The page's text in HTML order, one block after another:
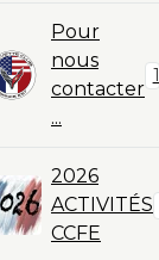
Pour
nous
contacter
...
1
2026
ACTIVITÉS
CCFE